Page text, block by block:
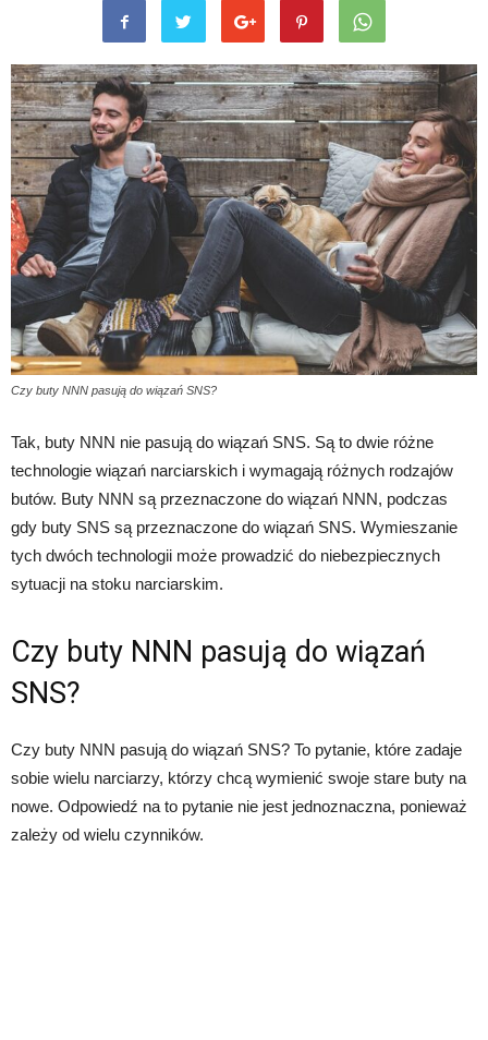
Czy buty NNN pasują do wiązań SNS?
Tak, buty NNN nie pasują do wiązań SNS. Są to dwie różne
technologie wiązań narciarskich i wymagają różnych rodzajów
butów. Buty NNN są przeznaczone do wiązań NNN, podczas
gdy buty SNS są przeznaczone do wiązań SNS. Wymieszanie
tych dwóch technologii może prowadzić do niebezpiecznych
sytuacji na stoku narciarskim.
Czy buty NNN pasują do wiązań
SNS?
Czy buty NNN pasują do wiązań SNS? To pytanie, które zadaje
sobie wielu narciarzy, którzy chcą wymienić swoje stare buty na
nowe. Odpowiedź na to pytanie nie jest jednoznaczna, ponieważ
zależy od wielu czynników.